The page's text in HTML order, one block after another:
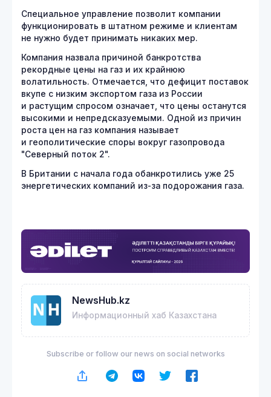
Специальное управление позволит компании
функционировать в штатном режиме и клиентам
не нужно будет принимать никаких мер.
Компания назвала причиной банкротства
рекордные цены на газ и их крайнюю
волатильность. Отмечается, что дефицит поставок
вкупе с низким экспортом газа из России
и растущим спросом означает, что цены останутся
высокими и непредсказуемыми. Одной из причин
роста цен на газ компания называет
и геополитические споры вокруг газопровода
"Северный поток 2".
В Британии с начала года обанкротились уже 25
энергетических компаний из-за подорожания газа.
NewsHub.kz
Информационный хаб Казахстана
Subscribe or follow our news on social networks